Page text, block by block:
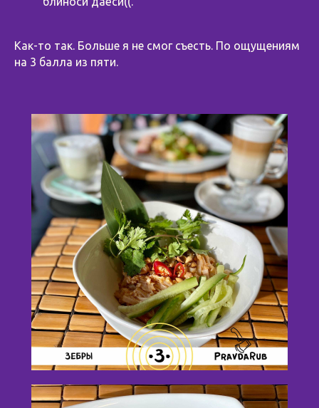
Как-то так. Больше я не смог съесть. По ощущениям
на 3 балла из пяти.